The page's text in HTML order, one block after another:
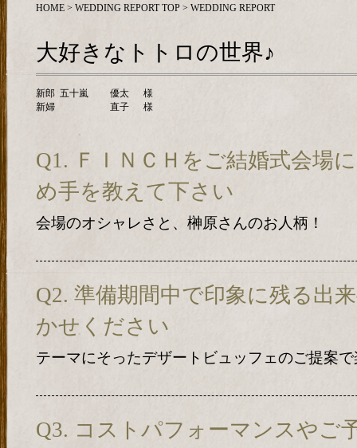
HOME > WEDDING REPORT TOP > WEDDING REPORT
大好きなトトロの世界♪
新郎 五十嵐 優太
様
新婦
直子 様
Q1. ＦＩＮＣＨをご結婚式会場
め手を教えて下さい
会場のオシャレさと、榊原さんのお人柄！
Q2. 準備期間中で印象に残る出
かせください
テーマにそったデザートビュッフェのご提案
Q3. コストパフォーマンスやご